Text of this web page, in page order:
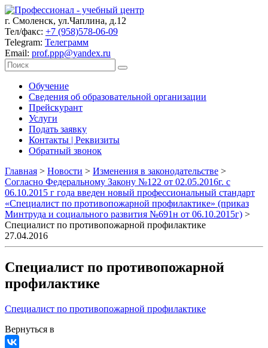
г. Смоленск, ул.Чаплина, д.12
Тел/факс: +7 (958)578-06-09
Telegram: Телеграмм
Email: prof.ppp@yandex.ru
Обучение
Сведения об образовательной организации
Прейскурант
Услуги
Подать заявку
Контакты | Реквизиты
Обратный звонок
Главная > Новости > Изменения в законодательстве >
Согласно Федеральному Закону №122 от 02.05.2016г. с
06.10.2015 г года введен новый профессиональный стандарт
«Специалист по противопожарной профилактике» (приказ
Минтруда и социального развития №691н от 06.10.2015г) >
Специалист по противопожарной профилактике
27.04.2016
Специалист по противопожарной
профилактике
Специалист по противопожарной профилактике
Вернуться в